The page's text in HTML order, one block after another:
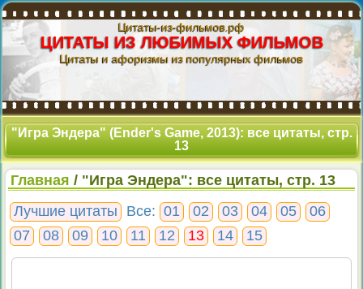
Цитаты-из-фильмов.рф
ЦИТАТЫ ИЗ ЛЮБИМЫХ ФИЛЬМОВ
Цитаты и афоризмы из популярных фильмов
"Игра Эндера" (Ender's Game, 2013): все цитаты, стр.
13
Главная / "Игра Эндера": все цитаты, стр. 13
Лучшие цитаты
Все: 01 02 03 04 05
06
07
08 09 10 11 12 13 14 15